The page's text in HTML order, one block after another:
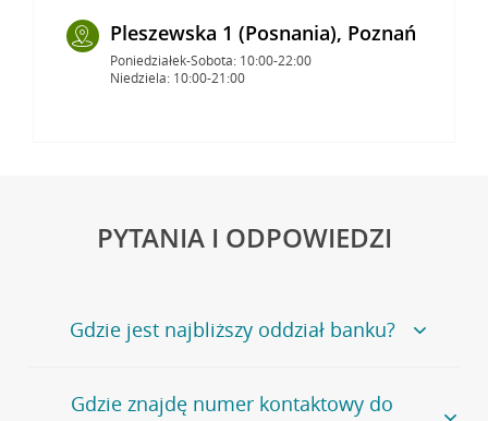
Pleszewska 1 (Posnania), Poznań
Poniedziałek-Sobota: 10:00-22:00
Niedziela: 10:00-21:00
PYTANIA I ODPOWIEDZI
Gdzie jest najbliższy oddział banku?
Jeśli szukasz oddziału naszego banku, zapraszamy na
stronęPlacówki i bankomaty, na której znajduje się
Gdzie znajdę numer kontaktowy do